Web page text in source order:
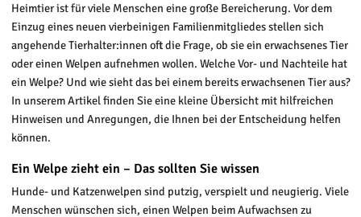
Heimtier ist für viele Menschen eine große Bereicherung. Vor dem
Einzug eines neuen vierbeinigen Familienmitgliedes stellen sich
angehende Tierhalter:innen oft die Frage, ob sie ein erwachsenes Tier
oder einen Welpen aufnehmen wollen. Welche Vor- und Nachteile hat
ein Welpe? Und wie sieht das bei einem bereits erwachsenen Tier aus?
In unserem Artikel finden Sie eine kleine Übersicht mit hilfreichen
Hinweisen und Anregungen, die Ihnen bei der Entscheidung helfen
können.
Ein Welpe zieht ein – Das sollten Sie wissen
Hunde- und Katzenwelpen sind putzig, verspielt und neugierig. Viele
Menschen wünschen sich, einen Welpen beim Aufwachsen zu